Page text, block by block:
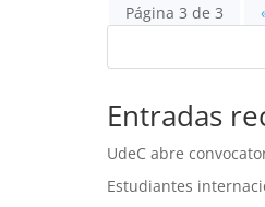
Página 3 de 3
Entradas
UdeC abre
Estudiantes